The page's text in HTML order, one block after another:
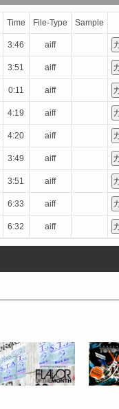
Time File-Type Sample
3:46 aiff
3:51 aiff
0:11 aiff
4:19 aiff
4:20 aiff
3:49 aiff
3:51 aiff
6:33 aiff
6:32 aiff